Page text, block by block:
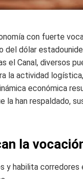
con fuerte
dólar
Canal, diversos
la actividad
económica
la han respaldado,
la
y habilita